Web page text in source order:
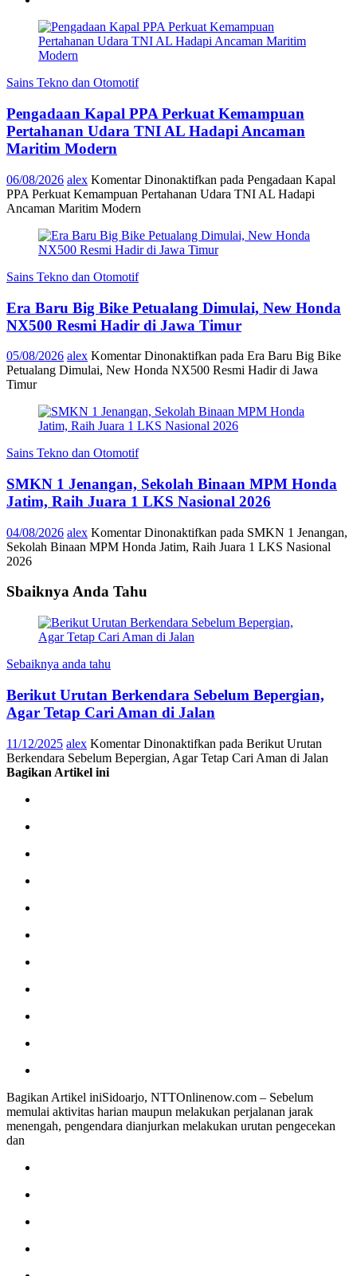
Sains Tekno dan Otomotif
Pengadaan Kapal PPA Perkuat Kemampuan
Pertahanan Udara TNI AL Hadapi Ancaman
Maritim Modern
06/08/2026 alex Komentar Dinonaktifkan pada Pengadaan Kapal
PPA Perkuat Kemampuan Pertahanan Udara TNI AL Hadapi
Ancaman Maritim Modern
Sains Tekno dan Otomotif
Era Baru Big Bike Petualang Dimulai, New Honda
NX500 Resmi Hadir di Jawa Timur
05/08/2026 alex Komentar Dinonaktifkan pada Era Baru Big Bike
Petualang Dimulai, New Honda NX500 Resmi Hadir di Jawa
Timur
Sains Tekno dan Otomotif
SMKN 1 Jenangan, Sekolah Binaan MPM Honda
Jatim, Raih Juara 1 LKS Nasional 2026
04/08/2026 alex Komentar Dinonaktifkan pada SMKN 1 Jenangan,
Sekolah Binaan MPM Honda Jatim, Raih Juara 1 LKS Nasional
2026
Sbaiknya Anda Tahu
Sebaiknya anda tahu
Berikut Urutan Berkendara Sebelum Bepergian,
Agar Tetap Cari Aman di Jalan
11/12/2025 alex Komentar Dinonaktifkan pada Berikut Urutan
Berkendara Sebelum Bepergian, Agar Tetap Cari Aman di Jalan
Bagikan Artikel ini
Bagikan Artikel iniSidoarjo, NTTOnlinenow.com – Sebelum
memulai aktivitas harian maupun melakukan perjalanan jarak
menengah, pengendara dianjurkan melakukan urutan pengecekan
dan